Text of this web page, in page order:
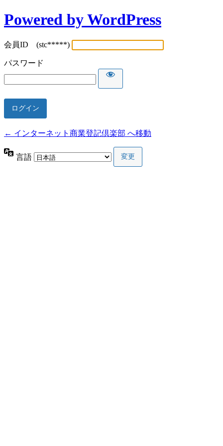
Powered by WordPress
会員ID (stc*****)
パスワード
← インターネット商業登記倶楽部 へ移動
言語